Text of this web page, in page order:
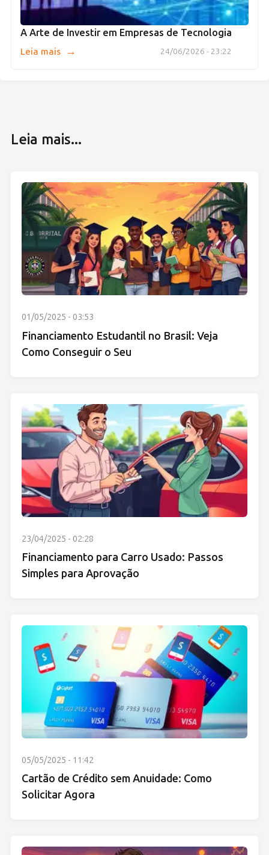
A Arte de Investir em Empresas de Tecnologia
24/06/2026 - 23:22
Leia mais →
Leia mais...
01/05/2025 - 03:53
Financiamento Estudantil no Brasil: Veja
Como Conseguir o Seu
23/04/2025 - 02:28
Financiamento para Carro Usado: Passos
Simples para Aprovação
05/05/2025 - 11:42
Cartão de Crédito sem Anuidade: Como
Solicitar Agora